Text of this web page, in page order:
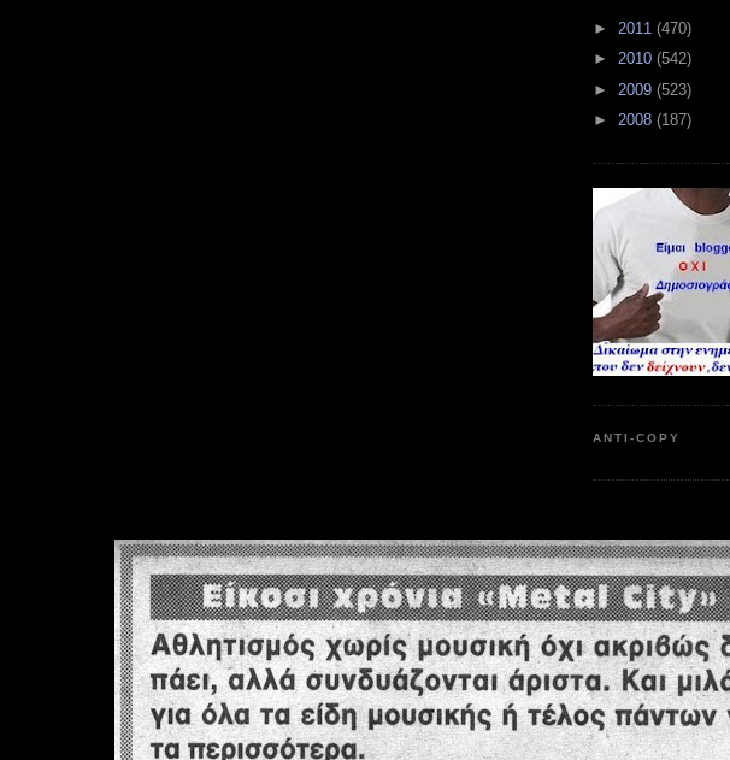
► 2011 (470)
► 2010 (542)
► 2009 (523)
► 2008 (187)
ANTI-COPY